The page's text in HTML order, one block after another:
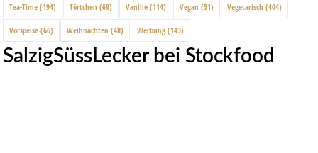
Tea-Time (194) Törtchen (69) Vanille (114) Vegan (51) Vegetarisch (404)
Vorspeise (66) Weihnachten (48) Werbung (143)
SalzigSüssLecker bei Stockfood